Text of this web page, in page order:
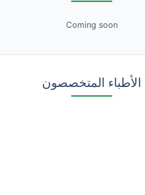
Coming soon
الأطباء المتخصصون